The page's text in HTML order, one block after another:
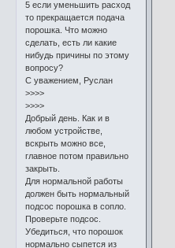
5 если уменьшить расход
то прекращается подача
порошка. Что можно
сделать, есть ли какие
нибудь причины по этому
вопросу?
С уважением, Руслан
>>>>
>>>>
Добрый день. Как и в
любом устройстве,
вскрыть можно все,
главное потом правильно
закрыть.
Для нормальной работы
должен быть нормальный
подсос порошка в сопло.
Проверьте подсос.
Убедиться, что порошок
нормально сыпется из